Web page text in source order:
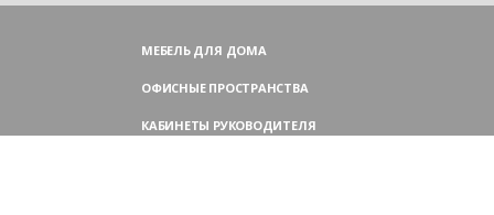
МЕБЕЛЬ ДЛЯ ДОМА
ОФИСНЫЕ ПРОСТРАНСТВА
КАБИНЕТЫ РУКОВОДИТЕЛЯ